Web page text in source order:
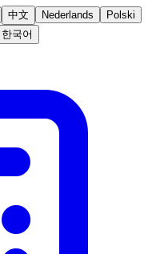
中文 Nederlands
Polski
한국어